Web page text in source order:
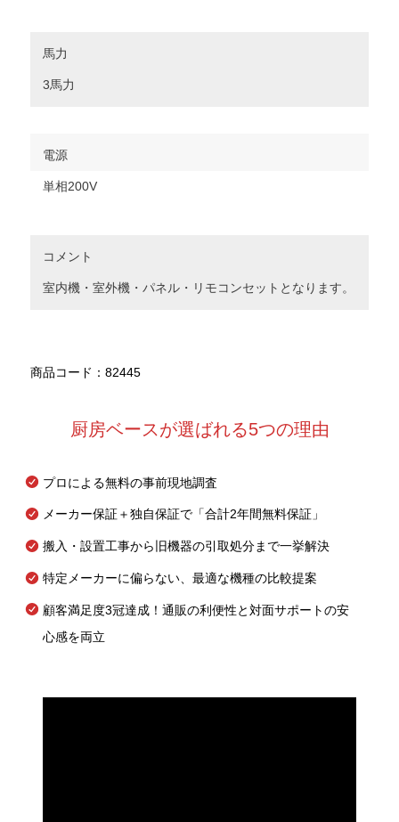
馬力
3馬力
電源
単相200V
コメント
室内機・室外機・パネル・リモコンセットとなります。
商品コード：82445
厨房ベースが選ばれる5つの理由
プロによる無料の事前現地調査
メーカー保証＋独自保証で「合計2年間無料保証」
搬入・設置工事から旧機器の引取処分まで一挙解決
特定メーカーに偏らない、最適な機種の比較提案
顧客満足度3冠達成！通販の利便性と対面サポートの安
心感を両立